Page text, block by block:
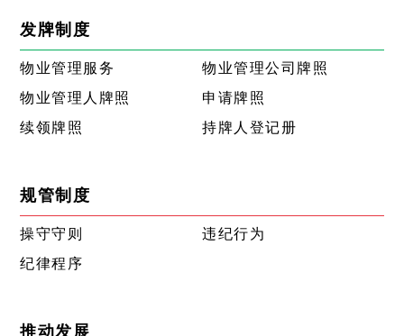
发牌制度
物业管理服务
物业管理公司牌照
物业管理人牌照
申请牌照
续领牌照
持牌人登记册
规管制度
操守守则
违纪行为
纪律程序
推动发展